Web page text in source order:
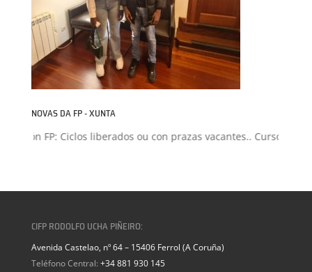
NOVAS DA FP - XUNTA
FP: Ciclos liberados ou con prazas vacantes.. Curso 2026-
CIFP RODOLFO UCHA PIÑEIRO:
Avenida Castelao, nº 64 – 15406 Ferrol (A Coruña)
Teléfono Central: +34 881 930 145